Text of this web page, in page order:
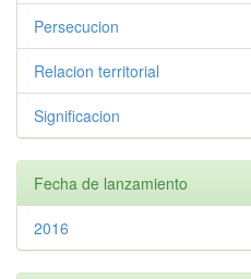
Persecucion
Relacion territorial
Significacion
Fecha de lanzamiento
2016